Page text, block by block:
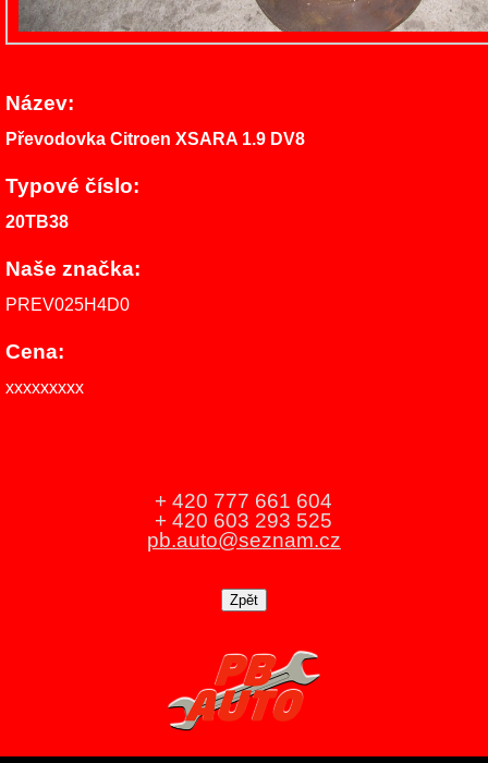
Název:
Převodovka Citroen XSARA 1.9 DV8
Typové číslo:
20TB38
Naše značka:
PREV025H4D0
Cena:
xxxxxxxxx
+ 420 777 661 604
+ 420 603 293 525
pb.auto@seznam.cz